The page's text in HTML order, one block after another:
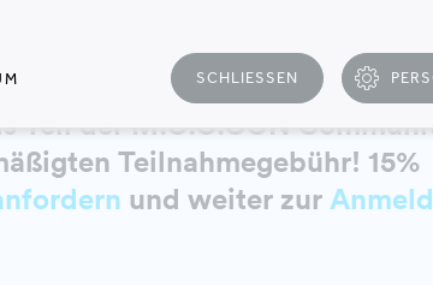
Teil der M.O.O.CON
Teilnahmegebühr! 15%
und weiter zur
SCHLIESSEN